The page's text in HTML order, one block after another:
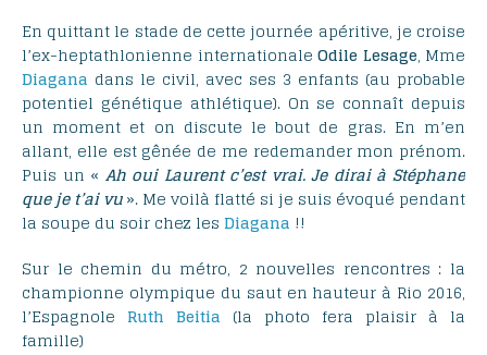
En quittant le stade de cette journée apéritive, je croise
l’ex-heptathlonienne internationale Odile Lesage, Mme
Diagana dans le civil, avec ses 3 enfants (au probable
potentiel génétique athlétique). On se connaît depuis
un moment et on discute le bout de gras. En m’en
allant, elle est gênée de me redemander mon prénom.
Puis un « Ah oui Laurent c’est vrai. Je dirai à Stéphane
que je t’ai vu». Me voilà flatté si je suis évoqué pendant
la soupe du soir chez les Diagana !!
Sur le chemin du métro, 2 nouvelles rencontres : la
championne olympique du saut en hauteur à Rio 2016,
l’Espagnole Ruth Beitia (la photo fera plaisir à la
famille)